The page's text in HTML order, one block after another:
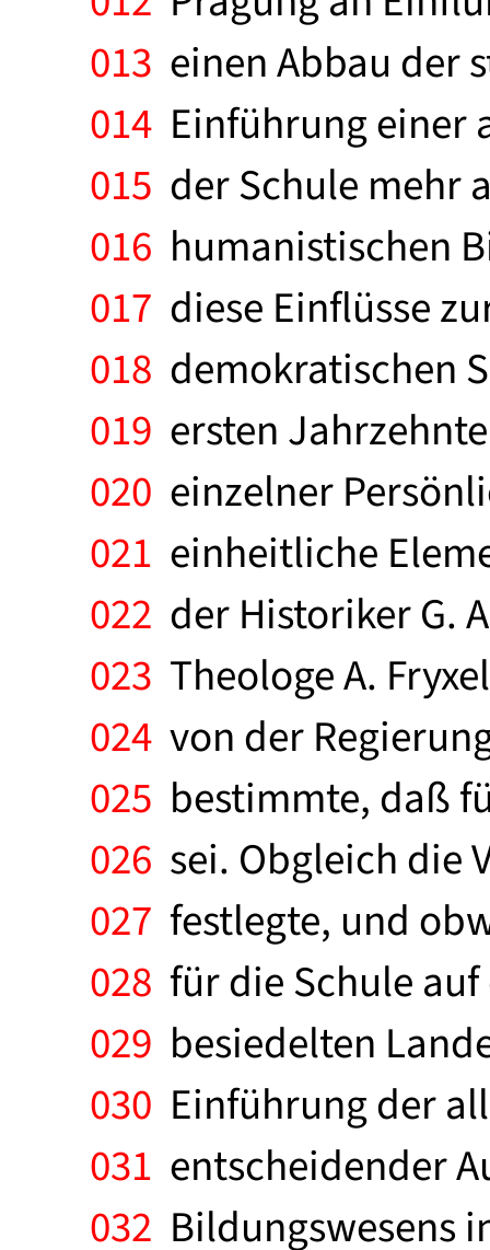
013 einen Abbau der
014 Einführung einer
015 der Schule mehr
016 humanistischen
017 diese Einflüsse
018 demokratischen
019 ersten
020 einzelner
021 einheitliche
022 der Historiker G.
023 Theologe A.
024 von der
025 bestimmte, daß
026 sei. Obgleich die
027 festlegte, und
028 für die Schule
029 besiedelten
030 Einführung der
031 entscheidender
032 Bildungswesens